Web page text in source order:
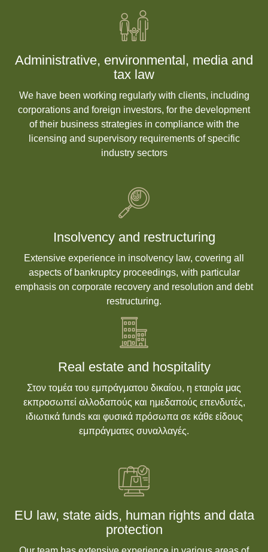
Administrative, environmental, media and
tax law
We have been working regularly with clients, including
corporations and foreign investors, for the development
of their business strategies in compliance with the
licensing and supervisory requirements of specific
industry sectors
Insolvency and restructuring
Extensive experience in insolvency law, covering all
aspects of bankruptcy proceedings, with particular
emphasis on corporate recovery and resolution and debt
restructuring.
Real estate and hospitality
Στον τομέα του εμπράγματου δικαίου, η εταιρία μας
εκπροσωπεί αλλοδαπούς και ημεδαπούς επενδυτές,
ιδιωτικά funds και φυσικά πρόσωπα σε κάθε είδους
εμπράγματες συναλλαγές.
EU law, state aids, human rights and data
protection